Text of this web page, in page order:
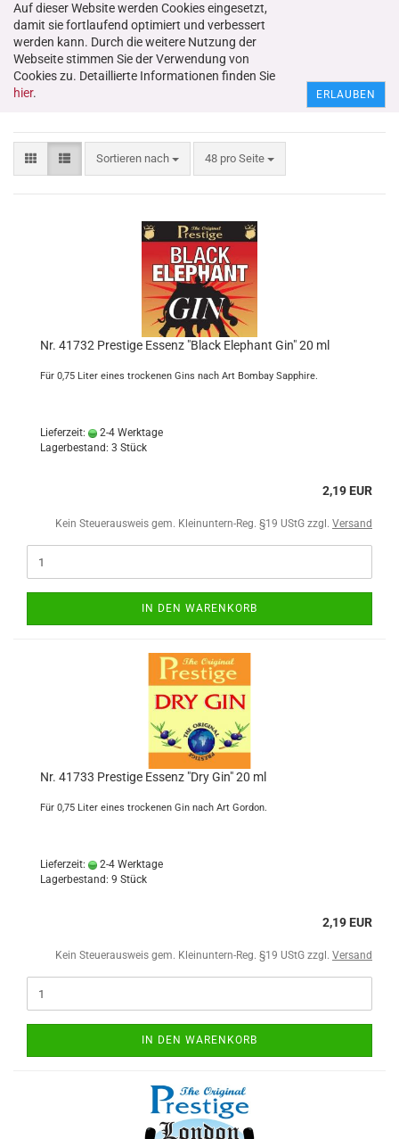
Auf dieser Website werden Cookies eingesetzt,
damit sie fortlaufend optimiert und verbessert
werden kann. Durch die weitere Nutzung der
Webseite stimmen Sie der Verwendung von
Cookies zu. Detaillierte Informationen finden Sie
hier. ERLAUBEN
Gin
Sortieren nach 48 pro Seite
Nr. 41732 Prestige Essenz "Black Elephant Gin" 20 ml
Für 0,75 Liter eines trockenen Gins nach Art Bombay Sapphire.
Lieferzeit:
2-4 Werktage
Lagerbestand: 3 Stück
2,19 EUR
Kein Steuerausweis gem. Kleinuntern-Reg. §19 UStG zzgl. Versand
IN DEN WARENKORB
Nr. 41733 Prestige Essenz "Dry Gin" 20 ml
Für 0,75 Liter eines trockenen Gin nach Art Gordon.
Lieferzeit:
2-4 Werktage
Lagerbestand: 9 Stück
2,19 EUR
Kein Steuerausweis gem. Kleinuntern-Reg. §19 UStG zzgl. Versand
IN DEN WARENKORB